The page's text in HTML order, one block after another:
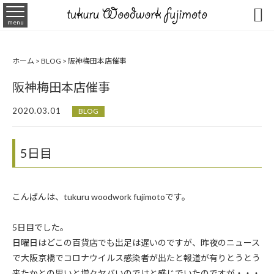
menu 
ホーム > BLOG > 阪神梅田本店催事
阪神梅田本店催事
2020.03.01 BLOG
5日目
こんばんは、tukuru woodwork fujimotoです。
5日目でした。
日曜日はどこの百貨店でも出足は遅いのですが、昨夜のニュース
で大阪京橋でコロナウイルス感染者が出たと報道が有りとうとう